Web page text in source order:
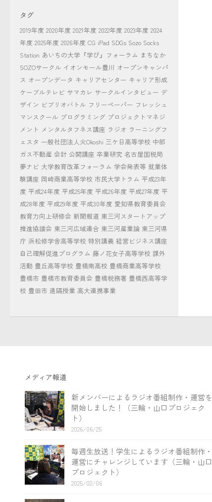
タグ
2019年度 2020年度 2021年度 2022年度 2023年度 2024
年度 2025年度 2026年度 CG iPad SDGs Sozo Socks
Station あいちの大学『学び』フォーラム まちなか
SOZOサークル イオンモール豊川 オープンキャンパ
ス オープンデータ キャリアセンター キャリア形成
ケーブルテレビ サマカレ サークルインタビュー デ
ザイン ビブリオバトル フリーペーパー フレッシュ
マンスクール プログラミング プロジェクトマネジ
メント メンタルタフネス講座 ラジオ ラーニングフ
ェスタ 一般社団法人火Okoshi 三ケ日高等学校 中部
ガス不動産 会計 公開講座 卒業研究 名古屋国税局
夢ナビ 大学教育改革フォーラム 学会発表等 就業体
験講座 岡崎商業高等学校 市民大学トラム 平成23年
度 平成24年度 平成25年度 平成26年度 平成27年度 平
成28年度 平成29年度 平成30年度 愛知県教育委員会
教育力向上研修会 新聞報道 東三河スタートアップ
推進協議会 東三河広域連合 東三河産業論 東三河県
庁 浜松修学舎高等学校 特別講義 経営ビジネス講座
自己理解促進プログラム 藤ノ花女子高等学校 課外
活動 豊丘高等学校 豊橋南高校 豊橋商業高等学校
豊橋市 豊橋市教育委員会 豊橋税務署 豊橋西高等学
校 豊田市 遠隔授業 高大連携事業
メディア報道
新メンバーによるラジオ番組制作・運営を
開始しました！（三輪・山口プロジェク
ト）
2026/06/25
毎週生放送！学生によるラジオ番組制作・
運営にチャレンジしています（三輪・山口
プロジェクト）
2025/02/06